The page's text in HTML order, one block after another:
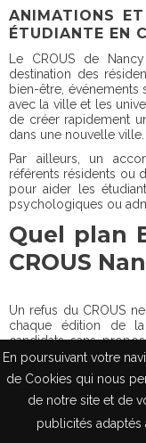
En poursuivant votre
de Cookies qui nous
de notre site et de
publicités adaptés
ANIMATIONS
ÉTUDIANTE EN
Le CROUS de
destination des
bien-être, événements
avec la ville et les
de créer rapidement
dans une nouvelle ville.
Par ailleurs, un
référents résidents ou
pour aider les
psychologiques ou
Quel plan
CROUS
Un refus du CROUS
chaque édition de
candidats sans
demande nationale.
se loger à un prix
Les habitations
un service
parfois salle de